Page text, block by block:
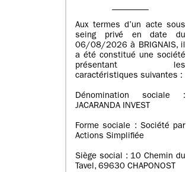
Aux termes d’un acte sous
seing privé en date du
06/08/2026 à BRIGNAIS, il
a été constitué une société
présentant les
caractéristiques suivantes :
Dénomination sociale :
JACARANDA INVEST
Forme sociale : Société par
Actions Simplifiée
Siège social : 10 Chemin du
Tavel, 69630 CHAPONOST